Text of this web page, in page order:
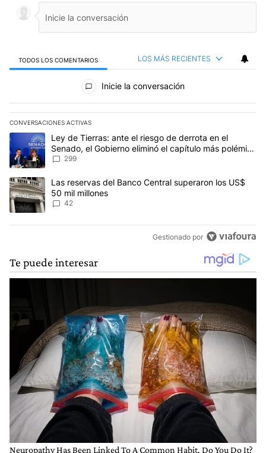
TODOS LOS COMENTARIOS LOS MÁS RECIENTES
Todos los comentarios
Inicie la conversación
CONVERSACIONES ACTIVAS
Este listado muestra los artículos con más comentarios en los
Un artículo de tendencia con el título "Ley de Tierras: ante el
Ley de Tierras: ante el riesgo de derrota en el
Senado, el Gobierno eliminó el capítulo más polémico
del proyecto
299
Un artículo de tendencia con el título "Las reservas del Banco
Las reservas del Banco Central superaron los US$
50 mil millones
42
Gestionado por